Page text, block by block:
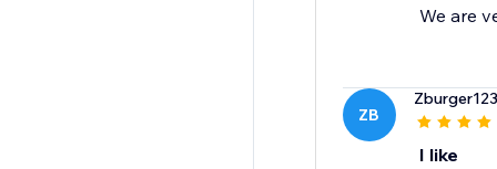
We are
ZB
Zburger123
I like